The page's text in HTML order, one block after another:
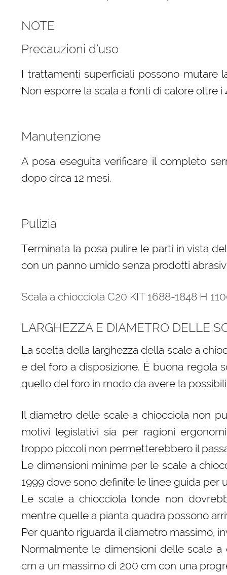
NOTE
Precauzioni d’uso
I trattamenti superficiali possono mutare
Non esporre la scala a fonti di calore oltre i
Manutenzione
A posa eseguita verificare il completo
dopo circa 12 mesi.
Pulizia
Terminata la posa pulire le parti in vista
con un panno umido senza prodotti
Scala a chiocciola C20 KIT 1688-1848 H
LARGHEZZA E DIAMETRO DELLE
La scelta della larghezza della scale a
e del foro a disposizione. È buona regola
quello del foro in modo da avere la
Il diametro delle scale a chiocciola non
motivi legislativi sia per ragioni
troppo piccoli non permetterebbero il
Le dimensioni minime per le scale a
1999 dove sono definite le linee guida per
Le scale a chiocciola tonde non
mentre quelle a pianta quadra possono
Per quanto riguarda il diametro massimo,
Normalmente le dimensioni delle scale
cm a un massimo di 200 cm con una